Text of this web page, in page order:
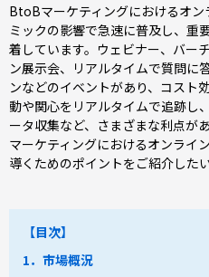
BtoBマーケティングにおけるオ
ミックの影響で急速に普及し、重
着しています。ウェビナー、バー
ン展示会、リアルタイムで質問に
ンなどのイベントがあり、コスト
動や関心をリアルタイムで追跡し
ータ収集など、さまざまな利点が
マーケティングにおけるオンライ
導くためのポイントをご紹介した
【目次】
1．市場概況